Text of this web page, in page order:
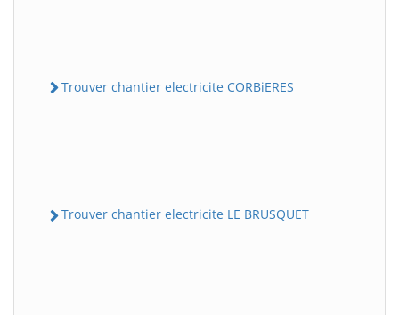
Trouver chantier electricite CORBiERES
Trouver chantier electricite LE BRUSQUET